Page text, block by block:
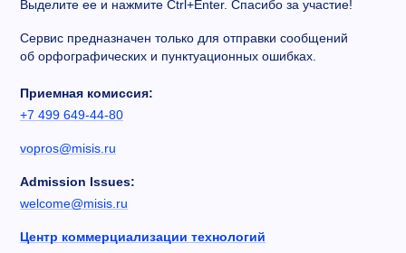
Выделите ее и нажмите Ctrl+Enter. Спасибо за участие!
Сервис предназначен только для отправки сообщений
об орфографических и пунктуационных ошибках.
Приемная комиссия:
+7 499 649-44-80
vopros@misis.ru
Admission Issues:
welcome@misis.ru
Центр коммерциализации технологий